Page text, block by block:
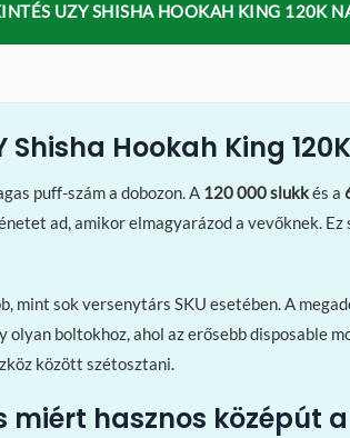
UZY SHISHA HOOKAH KING 120K
Hookah King 120K
puff-szám a dobozon. A 120 000 slukkés a
ad, amikor elmagyarázod a vevőknek.
mint sok versenytárs SKU esetében. A
boltokhoz, ahol az erősebb disposable
között szétosztani.
hasznos középút a